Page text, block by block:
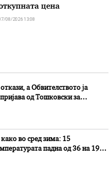
цена
08/2026 13:08
а Обвителството ја
од Тошковски за
во сред зима: 15
падна од 36 на 19